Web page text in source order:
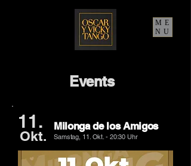
ME
NU
Events
Okt.
11. Milonga de los Amigos
Samstag, 11. Okt. - 20:30 Uhr